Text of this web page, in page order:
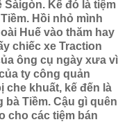
Kế đó là tiệm
Hồi nhỏ mình
Huế vào thăm hay
chiếc xe Traction
ông cụ ngày xưa vì
ty công quản
che khuất, kế đến là
Tiềm. Cậu gì quên
cho các tiệm bán